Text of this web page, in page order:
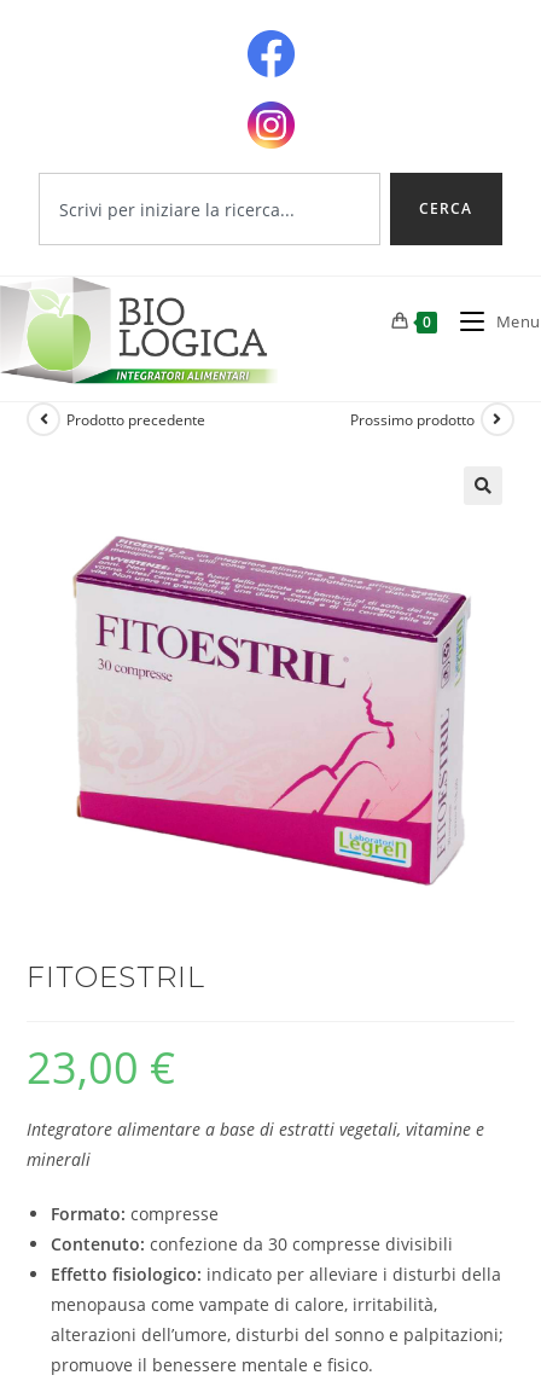
CERCA
0 Menu
Prodotto precedente Prossimo prodotto
FITOESTRIL
23,00 €
Integratore alimentare a base di estratti vegetali, vitamine e
minerali
Formato: compresse
Contenuto: confezione da 30 compresse divisibili
Effetto fisiologico: indicato per alleviare i disturbi della
menopausa come vampate di calore, irritabilità,
alterazioni dell’umore, disturbi del sonno e palpitazioni;
promuove il benessere mentale e fisico.